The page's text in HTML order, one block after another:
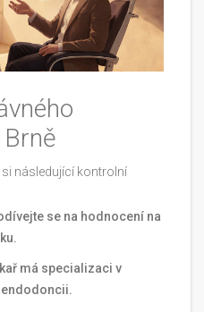
si následující kontrolní
se na hodnocení na
má specializaci v